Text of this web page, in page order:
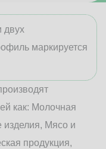
двух
маркируется
как: Молочная
изделия, Мясо и
продукция,